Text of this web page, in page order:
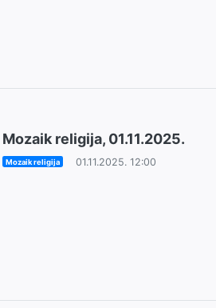
Mozaik religija, 01.11.2025.
Mozaik religija 01.11.2025. 12:00